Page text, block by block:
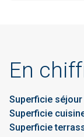
En
Superficie séjour
Superficie
Superficie